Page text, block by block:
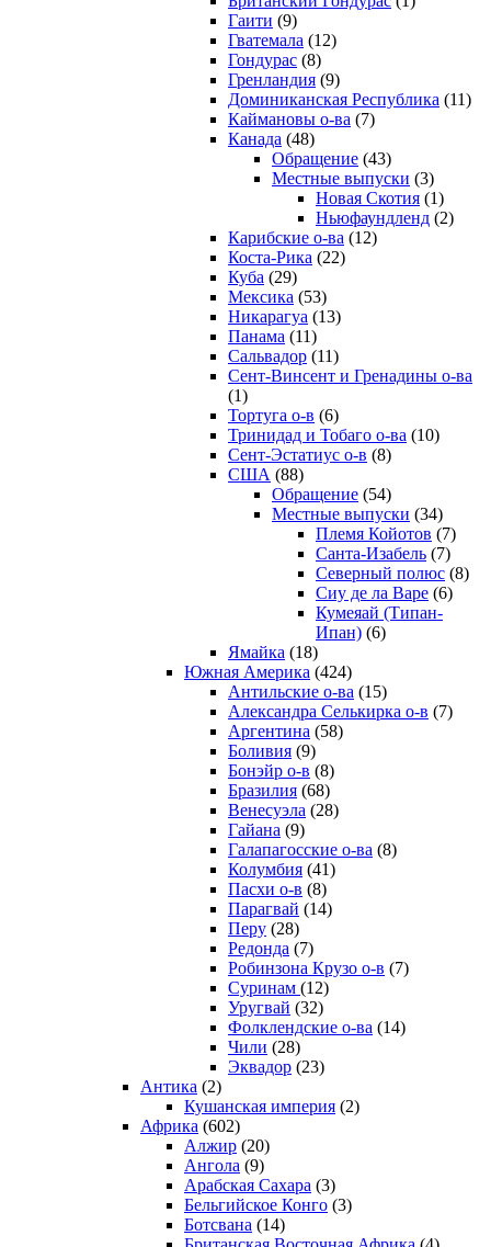
Гаити (9)
Гватемала (12)
Гондурас (8)
Гренландия (9)
Доминиканская Республика (11)
Каймановы о-ва (7)
Канада (48)
Обращение (43)
Местные выпуски (3)
Новая Скотия (1)
Ньюфаундленд (2)
Карибские о-ва (12)
Коста-Рика (22)
Куба (29)
Мексика (53)
Никарагуа (13)
Панама (11)
Сальвадор (11)
Сент-Винсент и Гренадины о-ва
(1)
Тортуга о-в (6)
Тринидад и Тобаго о-ва (10)
Сент-Эстатиус о-в (8)
США (88)
Обращение (54)
Местные выпуски (34)
Племя Койотов (7)
Санта-Изабель (7)
Северный полюс (8)
Сиу де ла Варе (6)
Кумеяай (Типан-
Ипан) (6)
Ямайка (18)
Южная Америка (424)
Антильские о-ва (15)
Александра Селькирка о-в (7)
Аргентина (58)
Боливия (9)
Бонэйр о-в (8)
Бразилия (68)
Венесуэла (28)
Гайана (9)
Галапагосские о-ва (8)
Колумбия (41)
Пасхи о-в (8)
Парагвай (14)
Перу (28)
Редонда (7)
Робинзона Крузо о-в (7)
Суринам (12)
Уругвай (32)
Фолклендские о-ва (14)
Чили (28)
Эквадор (23)
Антика (2)
Кушанская империя (2)
Африка (602)
Алжир (20)
Ангола (9)
Арабская Сахара (3)
Бельгийское Конго (3)
Ботсвана (14)